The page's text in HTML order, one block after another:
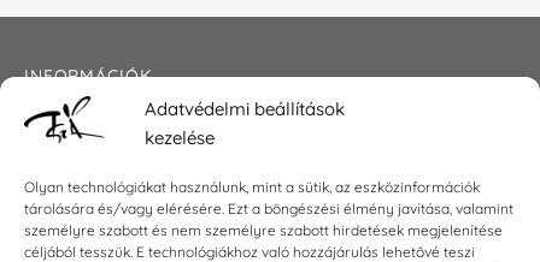
Adatvédelmi beállítások
kezelése
Olyan technológiákat használunk, mint a sütik, az eszközinformációk
tárolására és/vagy elérésére. Ezt a böngészési élmény javítása, valamint
személyre szabott és nem személyre szabott hirdetések megjelenítése
céljából tesszük. E technológiákhoz való hozzájárulás lehetővé teszi
INFORMÁCIÓK
Általános szerződési feltételek
Impresszum